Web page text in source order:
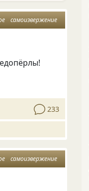
самоизвержение
233
самоизвержение